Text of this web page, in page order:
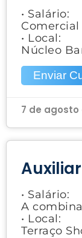
• Salário:
Comercial
• Local:
Núcleo
Enviar
7 de agosto
• Salário:
A
• Local:
Terraço